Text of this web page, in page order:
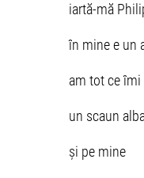
iartă-mă
în mine e un
am tot ce îmi
un scaun
și pe mine